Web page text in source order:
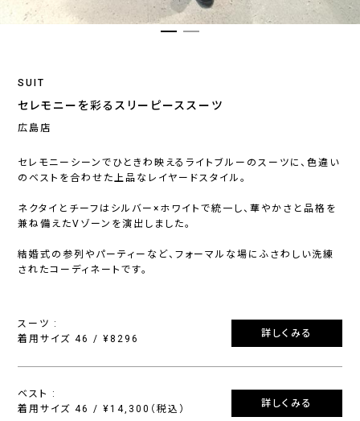
SUIT
セレモニーを彩るスリーピーススーツ
広島店
セレモニーシーンでひときわ映えるライトブルーのスーツに、色違い
のベストを合わせた上品なレイヤードスタイル。
ネクタイとチーフはシルバー×ホワイトで統一し、華やかさと品格を
兼ね備えたVゾーンを演出しました。
結婚式の参列やパーティーなど、フォーマルな場にふさわしい洗練
されたコーディネートです。
スーツ :
着用サイズ 46 / ¥8296
詳しくみる
ベスト :
着用サイズ 46 / ¥14,300（税込）
詳しくみる